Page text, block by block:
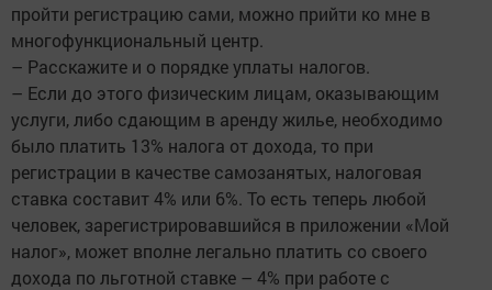
пройти регистрацию сами, можно прийти ко мне в
многофункциональный центр.
– Расскажите и о порядке уплаты налогов.
– Если до этого физическим лицам, оказывающим
услуги, либо сдающим в аренду жилье, необходимо
было платить 13% налога от дохода, то при
регистрации в качестве самозанятых, налоговая
ставка составит 4% или 6%. То есть теперь любой
человек, зарегистрировавшийся в приложении «Мой
налог», может вполне легально платить со своего
дохода по льготной ставке – 4% при работе с